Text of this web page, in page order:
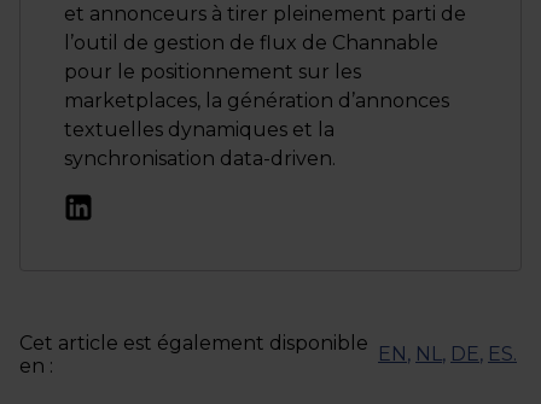
et annonceurs à tirer pleinement parti de
l’outil de gestion de flux de Channable
pour le positionnement sur les
marketplaces, la génération d’annonces
textuelles dynamiques et la
synchronisation data-driven.
Cet article est également disponible
en :
EN , NL, DE, ES.